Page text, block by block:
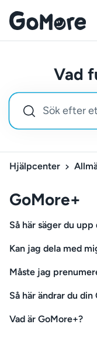
Vad
Hjälpcenter
GoMore+
Så här säger du
Kan jag dela med
Måste jag
Så här ändrar du
Vad är GoMore+?